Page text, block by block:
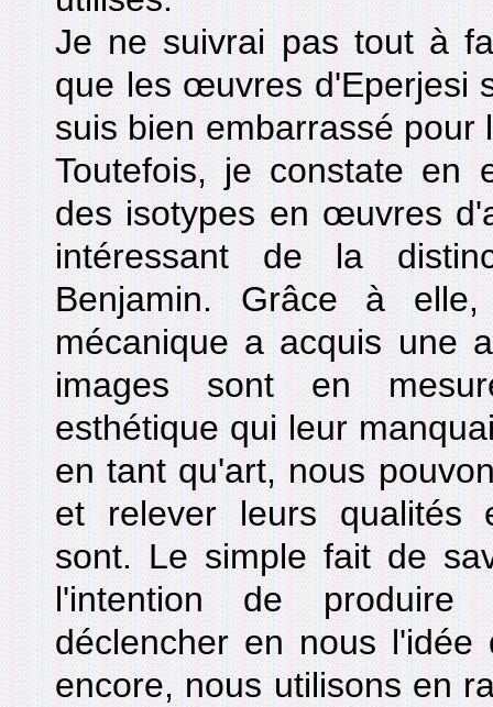
Je ne suivrai pas tout à
que les œuvres d'Eperjesi
suis bien embarrassé pour
Toutefois, je constate en
des isotypes en œuvres
intéressant de la
Benjamin. Grâce à
mécanique a acquis une
images sont en
esthétique qui leur
en tant qu'art, nous
et relever leurs qualités
sont. Le simple fait de
l'intention de
déclencher en nous
encore, nous utilisons en